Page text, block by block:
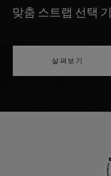
맞춤 스트랩 선택
살펴보기